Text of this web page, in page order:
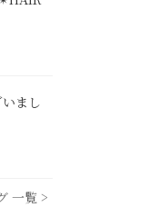
まし
一覧 >